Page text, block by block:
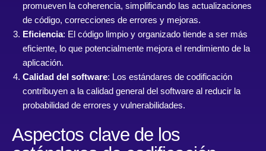
promueven la coherencia, simplificando las actualizaciones
de código, correcciones de errores y mejoras.
Eficiencia: El código limpio y organizado tiende a ser más
eficiente, lo que potencialmente mejora el rendimiento de la
aplicación.
Calidad del software: Los estándares de codificación
contribuyen a la calidad general del software al reducir la
probabilidad de errores y vulnerabilidades.
Aspectos clave de los